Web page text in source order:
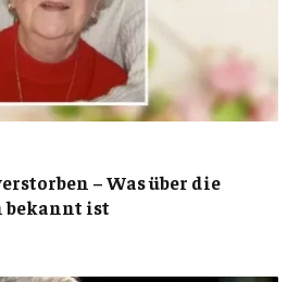
– Was über die
ist